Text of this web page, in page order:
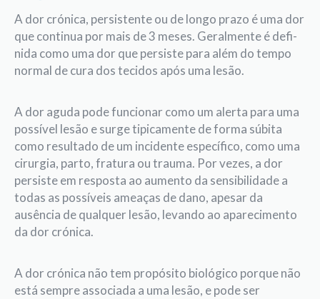
A dor crónica, persistente ou de longo prazo é uma dor
que continua por mais de 3 meses. Geralmente é defi­
nida como uma dor que persiste para além do tempo
normal de cura dos tecidos após uma lesão.
A dor aguda pode funcionar como um alerta para uma
possível lesão e surge tipicamente de forma súbita
como resultado de um incidente específi­co, como uma
cirurgia, parto, fratura ou trauma. Por vezes, a dor
persiste em resposta ao aumento da sensibilidade a
todas as possíveis ameaças de dano, apesar da
ausência de qualquer lesão, levando ao aparecimento
da dor crónica.
A dor crónica não tem propósito biológico porque não
está sempre associada a uma lesão, e pode ser